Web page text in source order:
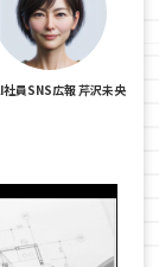
社員SNS広報 芹沢未央